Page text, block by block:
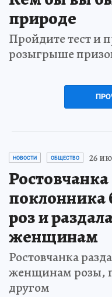
природе
Пройдите тест и
розыгрыше
НОВОСТИ ОБЩЕСТВО 26
поклонника
роз и
женщинам
Ростовчанка
женщинам розы,
другом